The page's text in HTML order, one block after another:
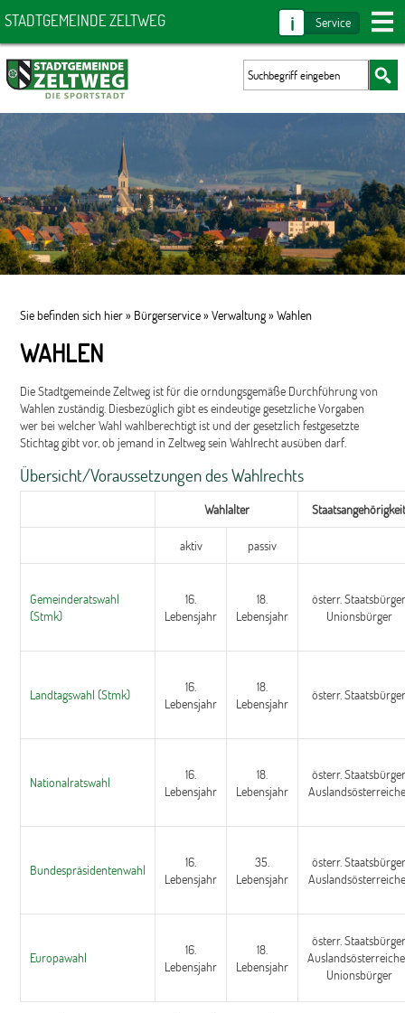
STADTGEMEINDE ZELTWEG i Service
Sie befinden sich hier » Bürgerservice»Verwaltung»Wahlen
WAHLEN
Die Stadtgemeinde Zeltweg ist für die orndungsgemäße Durchführung von
Wahlen zuständig. Diesbezüglich gibt es eindeutige gesetzliche Vorgaben
wer bei welcher Wahl wahlberechtigt ist und der gesetzlich festgesetzte
Stichtag gibt vor, ob jemand in Zeltweg sein Wahlrecht ausüben darf.
Übersicht/Voraussetzungen des Wahlrechts
Wahlalter
aktiv passiv
Gemeinderatswahl
(Stmk)
16.
Lebensjahr
18.
Lebensjahr
österr.
Unionsbürger
Landtagswahl (Stmk)
16.
Lebensjahr
18.
Lebensjahr
österr.
Nationalratswahl
16.
Lebensjahr
18.
Lebensjahr
österr.
Bundespräsidentenwahl
16.
Lebensjahr
35.
Lebensjahr
österr.
Europawahl
16.
Lebensjahr
18.
Lebensjahr
österr.
Unionsbürger